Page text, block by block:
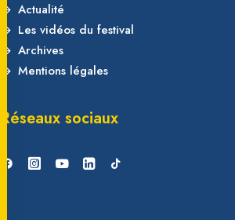
Actualité
Les vidéos du festival
Archives
Mentions légales
Réseaux sociaux